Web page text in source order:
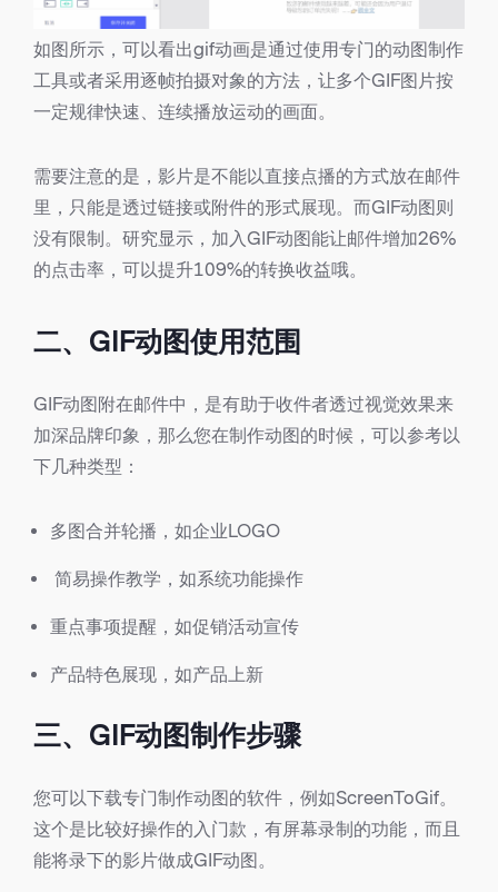
如图所示，可以看出gif动画是通过使用专门的动图制作
工具或者采用逐帧拍摄对象的方法，让多个GIF图片按
一定规律快速、连续播放运动的画面。
需要注意的是，影片是不能以直接点播的方式放在邮件
里，只能是透过链接或附件的形式展现。而GIF动图则
没有限制。研究显示，加入GIF动图能让邮件增加26%
的点击率，可以提升109%的转换收益哦。
二、GIF动图使用范围
GIF动图附在邮件中，是有助于收件者透过视觉效果来
加深品牌印象，那么您在制作动图的时候，可以参考以
下几种类型：
多图合并轮播，如企业LOGO
简易操作教学，如系统功能操作
重点事项提醒，如促销活动宣传
产品特色展现，如产品上新
三、GIF动图制作步骤
您可以下载专门制作动图的软件，例如ScreenToGif。
这个是比较好操作的入门款，有屏幕录制的功能，而且
能将录下的影片做成GIF动图。